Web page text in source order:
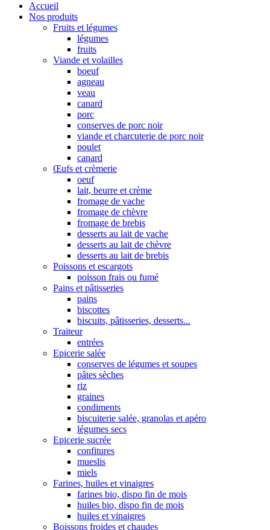
Accueil
Nos produits
Fruits et légumes
légumes
fruits
Viande et volailles
boeuf
agneau
veau
canard
porc
conserves de porc noir
viande et charcuterie de porc noir
poulet
canard
Œufs et crèmerie
oeuf
lait, beurre et crème
fromage de vache
fromage de chèvre
fromage de brebis
desserts au lait de vache
desserts au lait de chèvre
desserts au lait de brebis
Poissons et escargots
poisson frais ou fumé
Pains et pâtisseries
pains
biscottes
biscuits, pâtisseries, desserts...
Traiteur
entrées
Epicerie salée
conserves de légumes et soupes
pâtes sèches
riz
graines
condiments
biscuiterie salée, granolas et apéro
légumes secs
Epicerie sucrée
confitures
mueslis
miels
Farines, huiles et vinaigres
farines bio, dispo fin de mois
huiles bio, dispo fin de mois
huiles et vinaigres
Boissons froides et chaudes